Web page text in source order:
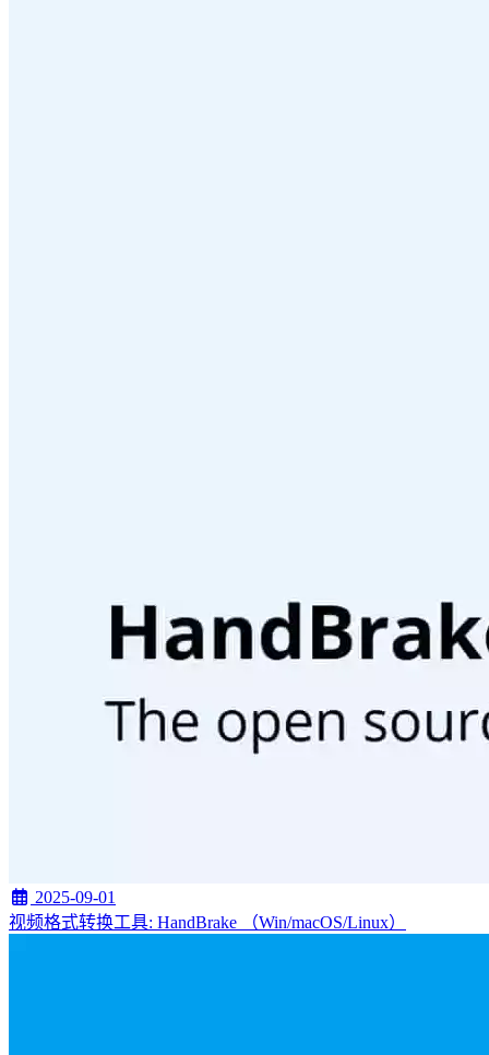
2025-09-01
视频格式转换工具: HandBrake （Win/macOS/Linux）